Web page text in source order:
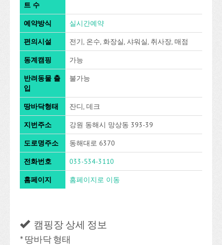
트 수
예약방식 실시간예약
편의시설 전기, 온수, 화장실, 샤워실, 취사장, 매점
동계캠핑 가능
반려동물 출
입
불가능
땅바닥형태 잔디, 데크
지번주소 강원 동해시 망상동 393-39
도로명주소 동해대로 6370
전화번호 033-534-3110
홈페이지 홈페이지로 이동
캠핑장 상세 정보
* 땅바닥 형태